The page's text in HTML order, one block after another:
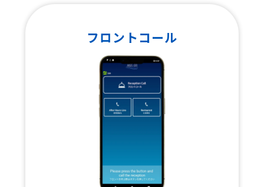
フロントコール